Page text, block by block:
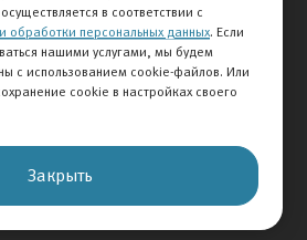
© 2026 АВТОМИР
Контакты
495 292-60-60
в соответствии с
обработки персональных данных. Если
нашими услугами, мы будем
с использованием cookie-файлов. Или
cookie в настройках своего
Закрыть